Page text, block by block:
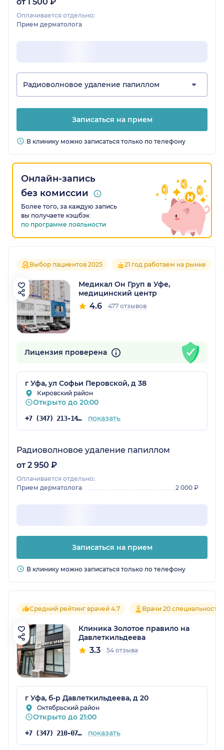
Оплачивается отдельно:
Прием дерматолога
Радиоволновое удаление папиллом
Записаться на прием
В клинику можно записаться только по телефону
Онлайн-запись
без комиссии
Более того, за каждую запись
вы получаете кэшбэк
по программе лояльности
Выбор пациентов 2025 21 год работаем на рынке
Медикал Он Груп в Уфе,
медицинский центр
4.6 477 отзывов
Лицензия проверена
г Уфа, ул Софьи Перовской, д 38
Кировский район
Открыто до 20:00
+7 (347) 213-14-61 показать
Радиоволновое удаление папиллом
от 2 950 ₽
Оплачивается отдельно:
Прием дерматолога
2 000 ₽
Записаться на прием
В клинику можно записаться только по телефону
Средний рейтинг врачей 4.7 Врачи 20
Клиника Золотое правило на
Давлеткильдеева
3.3 54 отзыва
г Уфа, б-р Давлеткильдеева, д 20
Октябрьский район
Открыто до 21:00
+7 (347) 210-07-63 показать